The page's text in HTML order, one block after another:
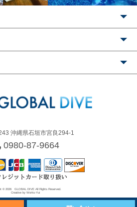
沖縄県石垣市宮良294-1
0980-87-9664
© 2026 GLOBAL DIVE All Rights Reserved.
Creative by Works-Yui